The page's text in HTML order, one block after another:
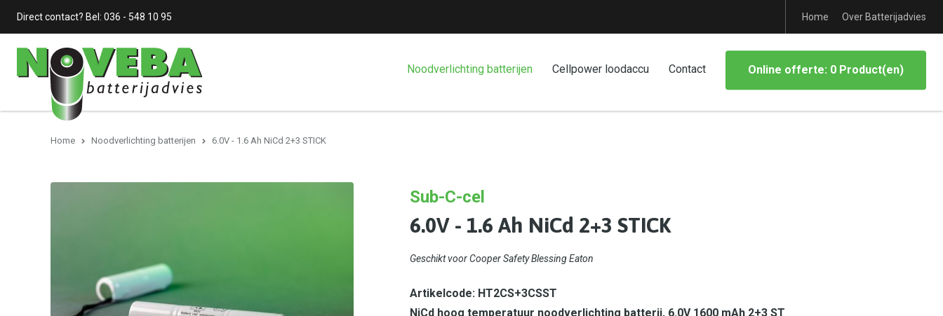
Direct contact? Bel: 036 - 548 10 95 Home Over Batterijadvies
Noodverlichting batterijen Cellpower loodaccu Contact Online offerte: 0 Product(en)
Home Noodverlichting batterijen 6.0V - 1.6 Ah NiCd 2+3 STICK
Sub-C-cel
6.0V - 1.6 Ah NiCd 2+3 STICK
Geschikt voorCooper Safety Blessing Eaton
Artikelcode: HT2CS+3CSST
NiCd hoog temperatuur noodverlichting batterij, 6.0V 1600 mAh 2+3 ST